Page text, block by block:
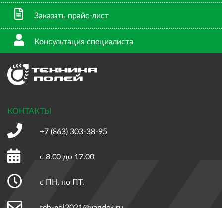
Заказать прайс-лист
Консультация специалиста
КОНТАКТЫ
+7 (863) 303-38-95
с 8:00 до 17:00
с ПН. по ПТ.